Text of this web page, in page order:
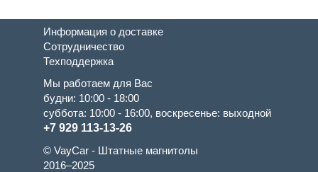
Информация о доставке
Сотрудничество
Техподдержка
Мы работаем для Вас
будни: 10:00 - 18:00
суббота: 10:00 - 16:00, воскресенье: выходной
+7 929 113-13-26
© VayCar - Штатные магнитолы
2016–2025